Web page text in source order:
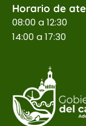
Horario de
08:00 a 12:30
14:00 a 17:30